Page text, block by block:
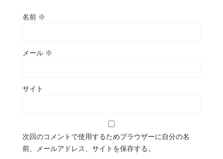
名前 ※
メール ※
サイト
次回のコメントで使用するためブラウザーに自分の名
前、メールアドレス、サイトを保存する。